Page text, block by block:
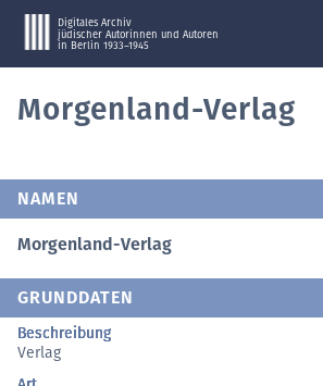
Digitales Archiv
jüdischer Autorinnen und Autoren
in Berlin 1933–1945
Morgenland-Verlag
NAMEN
Morgenland-Verlag
GRUNDDATEN
Beschreibung
Verlag